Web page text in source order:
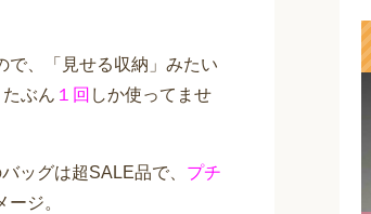
で、「見せる収納」みたい
ぶん １回 しか使ってませ
ッグは超SALE品で、 プチ
ジ。